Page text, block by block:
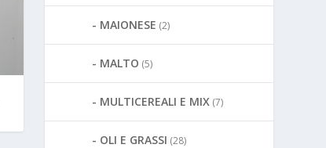
MAIONESE (2)
MALTO (5)
MULTICEREALI E MIX (7)
OLI E GRASSI (28)